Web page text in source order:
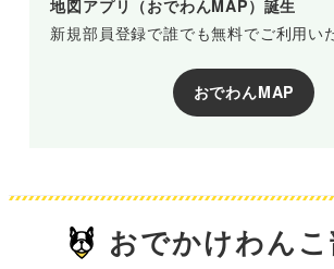
地図アプリ（おでわんMAP）誕生
新規部員登録で誰でも無料でご利用い
おでわんMAP
おでかけわん